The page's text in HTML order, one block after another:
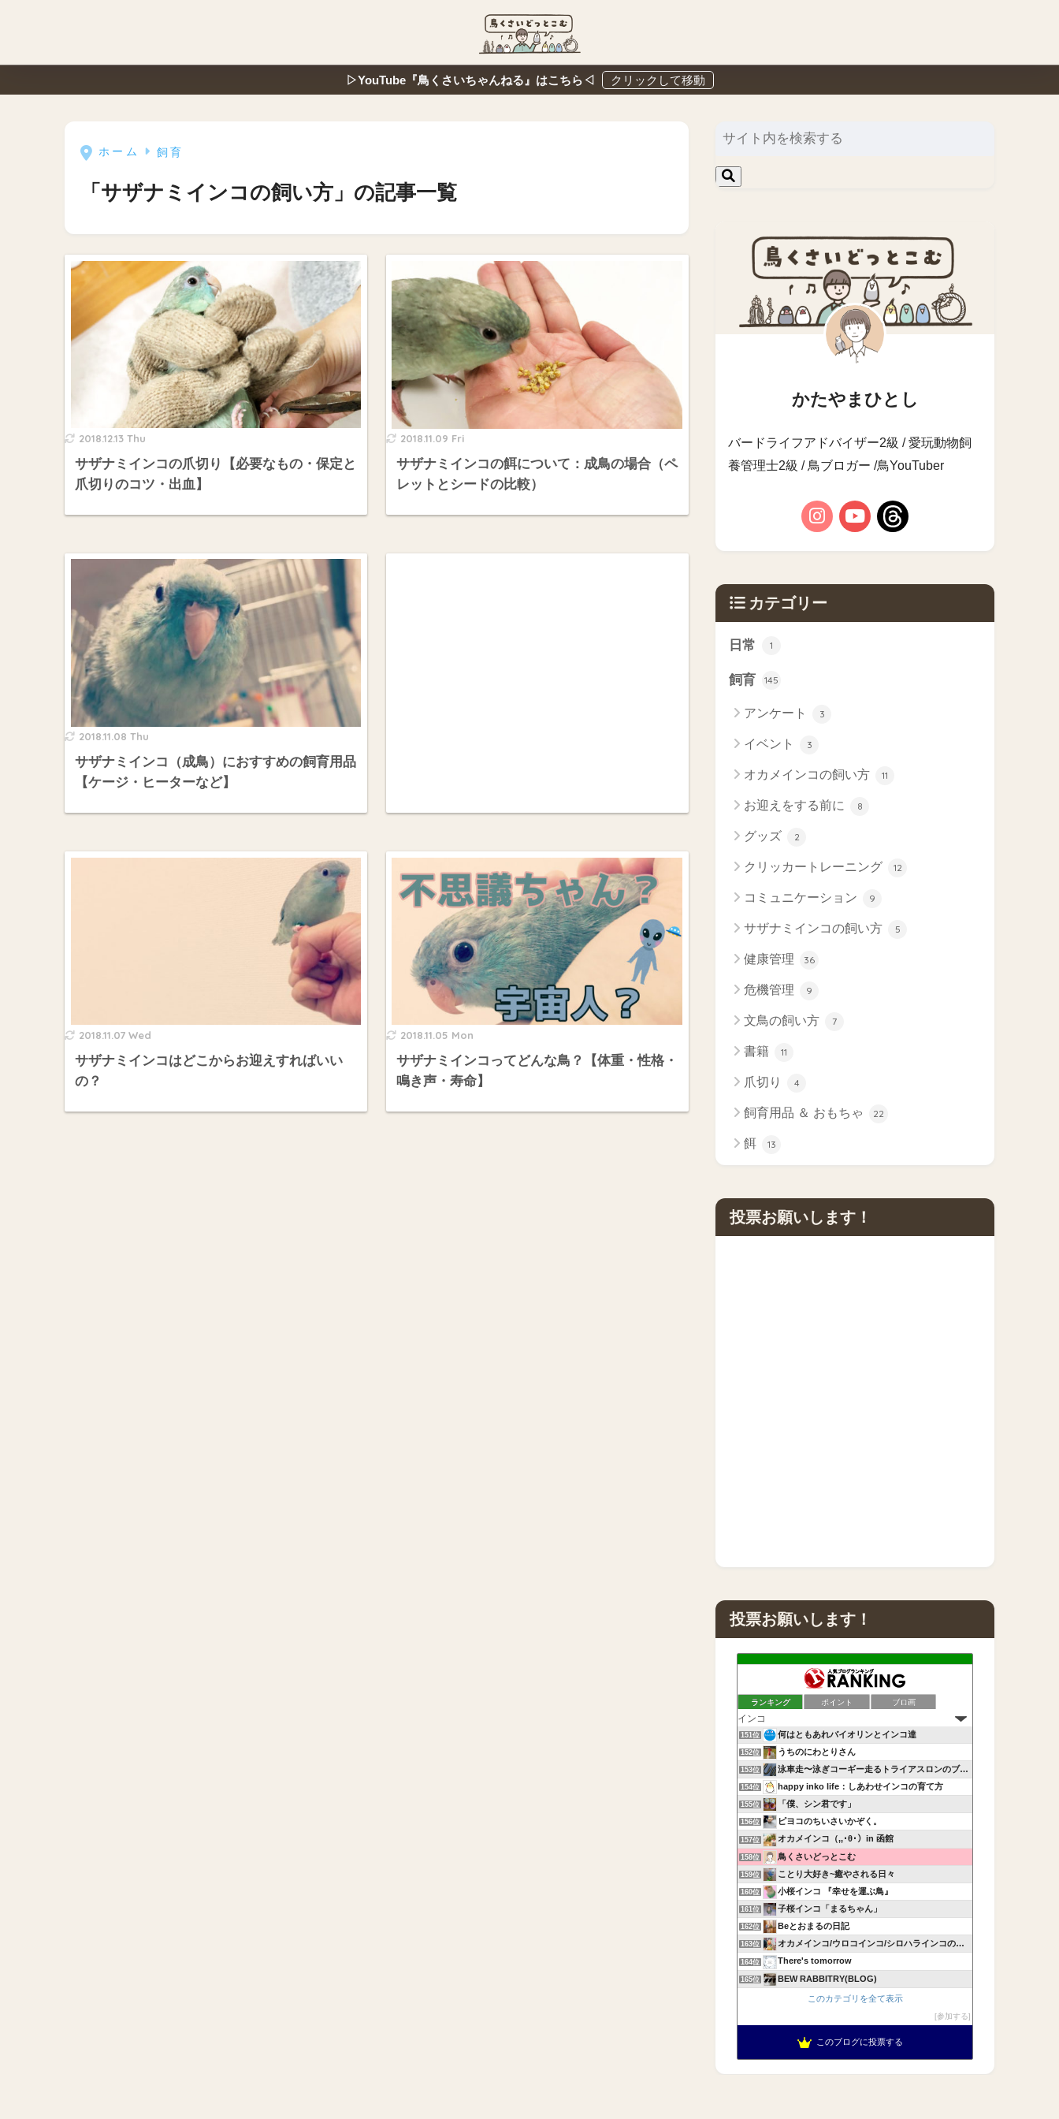
▷YouTube『鳥くさいちゃんねる』はこちら◁
ホーム 飼育
「サザナミインコの飼い方」の記事一覧
2018.12.13 Thu
サザナミインコの爪切り【必要なもの・保定と
爪切りのコツ・出血】
2018.11.09 Fri
サザナミインコの餌について：成鳥の場合（ペ
レットとシードの比較）
2018.11.08 Thu
サザナミインコ（成鳥）におすすめの飼育用品
【ケージ・ヒーターなど】
2018.11.07 Wed
サザナミインコはどこからお迎えすればいい
の？
2018.11.05 Mon
サザナミインコってどんな鳥？【体重・性格・
鳴き声・寿命】
かたやまひとし
バードライフアドバイザー2級 / 愛玩動物飼
養管理士2級 / 鳥ブロガー /鳥YouTuber
カテゴリー
日常 1
飼育 145
アンケート 3
イベント 3
オカメインコの飼い方 11
お迎えをする前に 8
グッズ 2
クリッカートレーニング 12
コミュニケーション 9
サザナミインコの飼い方 5
健康管理 36
危機管理 9
文鳥の飼い方 7
書籍 11
爪切り 4
飼育用品 ＆ おもちゃ 22
餌 13
投票お願いします！
投票お願いします！
ランキング ポイント ブロ画
151位 何はともあれバイオリンとインコ達
152位 うちのにわとりさん
153位 泳車走〜泳ぎコーギー走るトライアスロンのブログ〜
154位 happy inko life：しあわせインコの育て方
155位 「僕、シン君です」
156位 ピヨコのちいさいかぞく。
157位 オカメインコ（,,･θ･）in 函館
158位 鳥くさいどっとこむ
159位 ことり大好き~癒やされる日々
160位 小桜インコ 『幸せを運ぶ鳥』
161位 子桜インコ「まるちゃん」
162位 Beとおまるの日記
163位 オカメインコ/ウロコインコ/シロハラインコの飼育記録
164位 There's tomorrow
165位 BEW RABBITRY(BLOG)
このカテゴリを全て表示
参加する
このブログに投票する